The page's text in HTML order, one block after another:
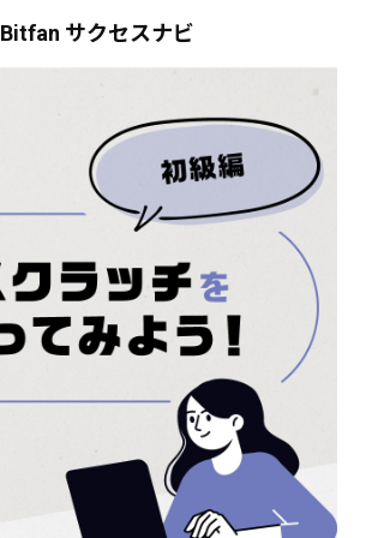
Bitfan サクセスナビ